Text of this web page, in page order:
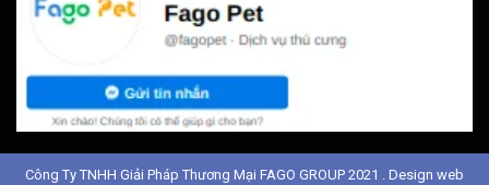
Công Ty TNHH Giải Pháp Thương Mại FAGO GROUP 2021 . Design web